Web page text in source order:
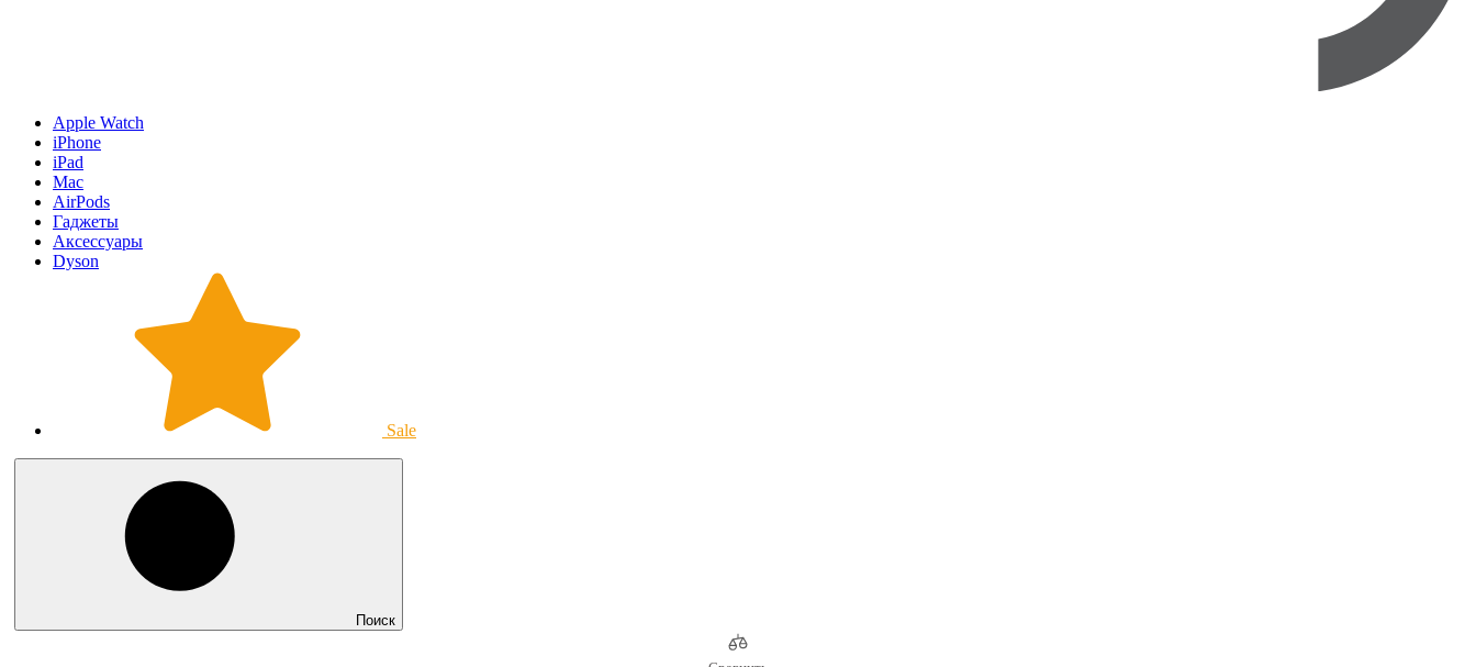
Apple Watch
iPhone
iPad
Mac
AirPods
Гаджеты
Аксессуары
Dyson
Sale
Поиск